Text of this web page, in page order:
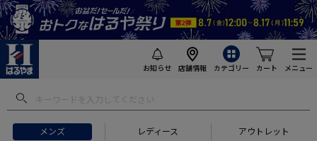
お知らせ 店舗情報 カテゴリー カート メニュー
メンズ レディース アウトレット
フトにおすすめ #セットアップ スーツ